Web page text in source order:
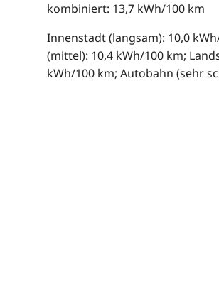
kombiniert: 13,7 kWh/100 km
Innenstadt (langsam): 10,0
(mittel): 10,4 kWh/100 km;
kWh/100 km; Autobahn (sehr